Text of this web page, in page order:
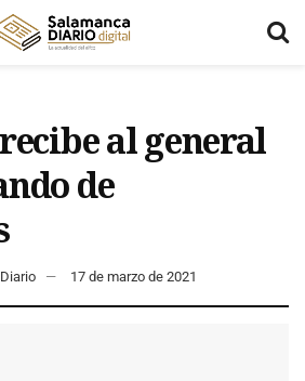
al general
de
17 de marzo de 2021